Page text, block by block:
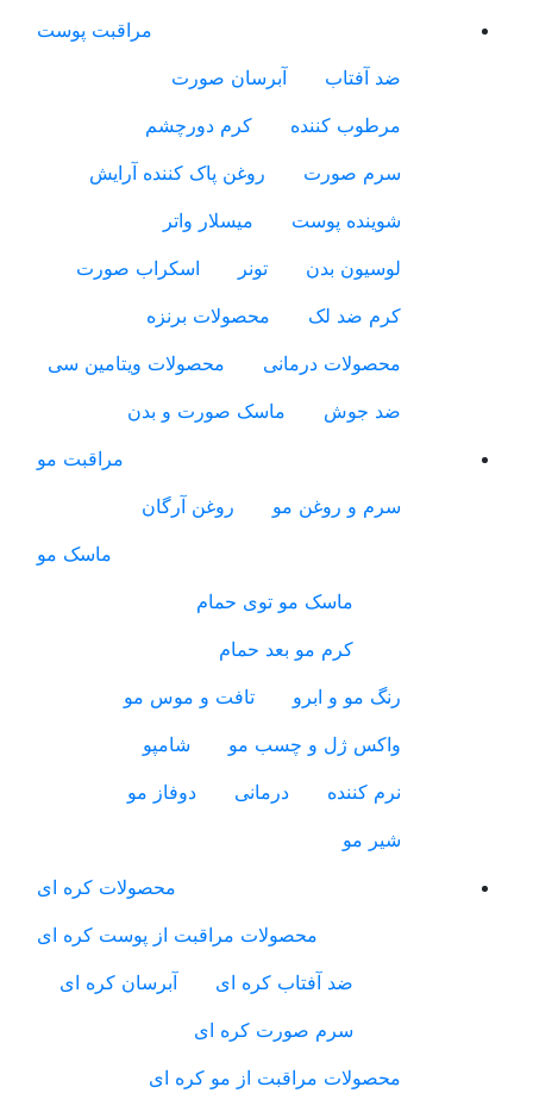
مراقبت پوست
ضد آفتاب
آبرسان صورت
مرطوب کننده
کرم دورچشم
سرم صورت
روغن پاک کننده آرایش
شوینده پوست
میسلار واتر
لوسیون بدن
تونر
اسکراب صورت
کرم ضد لک
محصولات برنزه
محصولات درمانی
محصولات ویتامین سی
ضد جوش
ماسک صورت و بدن
مراقبت مو
سرم و روغن مو
روغن آرگان
ماسک مو
ماسک مو توی حمام
کرم مو بعد حمام
رنگ مو و ابرو
تافت و موس مو
واکس ژل و چسب مو
شامپو
نرم کننده
درمانی
دوفاز مو
شیر مو
محصولات کره ای
محصولات مراقبت از پوست کره ای
ضد آفتاب کره ای
آبرسان کره ای
سرم صورت کره ای
محصولات مراقبت از مو کره ای